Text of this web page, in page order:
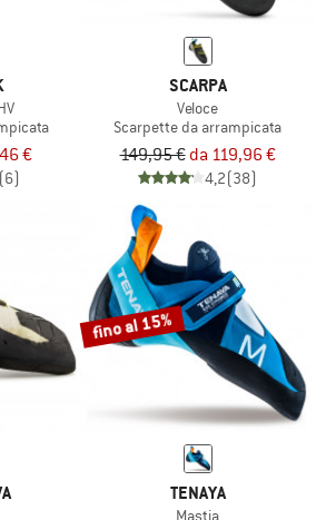
€
(6)
SCARPA
Veloce
Scarpette da arrampicata
149,95 € da 119,96 €
4,2(38)
fino al 15%
TENAYA
Mastia